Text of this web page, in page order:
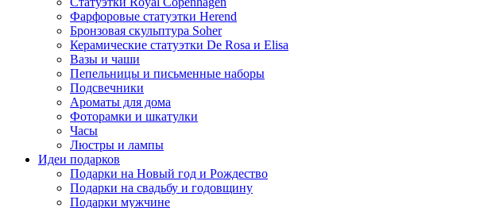
Фарфоровые статуэтки Herend
Бронзовая скульптура Soher
Керамические статуэтки De Rosa и Elisa
Вазы и чаши
Пепельницы и письменные наборы
Подсвечники
Ароматы для дома
Фоторамки и шкатулки
Часы
Люстры и лампы
Идеи подарков
Подарки на Новый год и Рождество
Подарки на свадьбу и годовщину
Подарки мужчине